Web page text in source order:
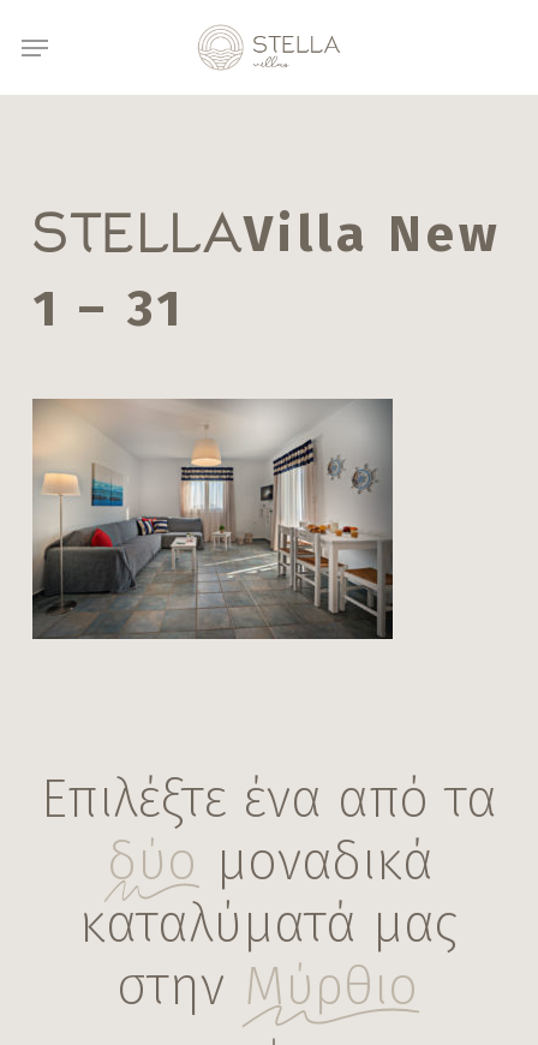
στο
Μενού
STELLAVilla New
1 – 31
Επιλέξτε ένα από τα
δύο μοναδικά
καταλύματά μας
στην Μύρθιο
Navigate to the next section